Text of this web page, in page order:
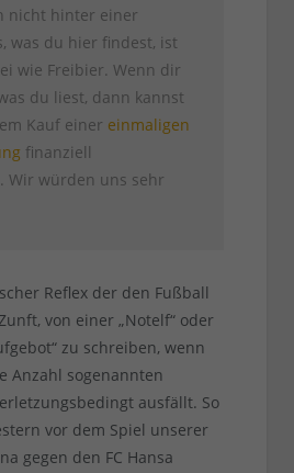
nicht hinter einer
was du hier findest, ist
wie Freibier. Wenn dir
du liest, dann kannst
Kauf einer einmaligen
finanziell
Wir würden uns sehr
Reflex der den Fußball
von einer „Notelf“ oder
zu schreiben, wenn
Anzahl sogenannten
ausfällt. So
vor dem Spiel unserer
gegen den FC Hansa